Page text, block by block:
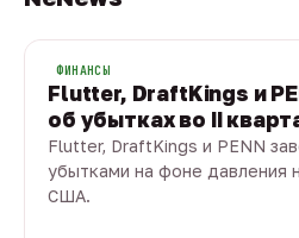
ФИНАНСЫ
Flutter, DraftKings и
об убытках во II
Flutter, DraftKings и PENN
убытками на фоне давления
США.